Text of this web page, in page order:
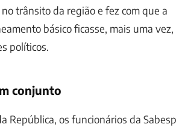
trânsito da região e fez com que a
básico ficasse, mais uma vez,
políticos.
conjunto
República, os funcionários da Sabesp